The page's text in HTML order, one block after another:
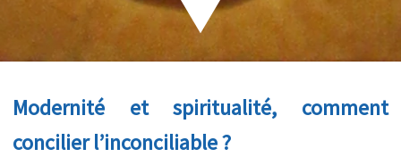
Modernité et spiritualité, comment
concilier l’inconciliable ?